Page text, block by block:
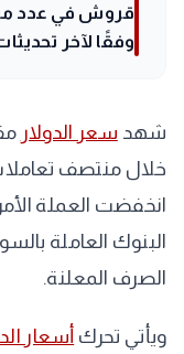
قروش في عدد من
وفقًا لآخر
شهد سعر الدولار
البنوك العاملة
الصرف المعلنة.
ويأتي تحرك أسعار